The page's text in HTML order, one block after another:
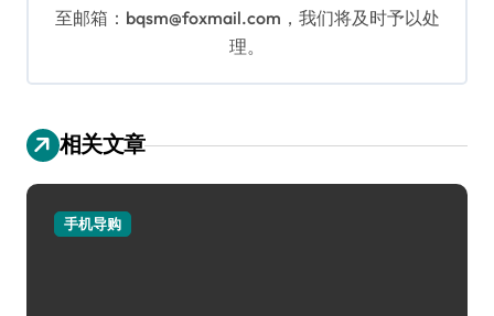
至邮箱：bqsm@foxmail.com，我们将及时予以处
理。
相关文章
手机导购